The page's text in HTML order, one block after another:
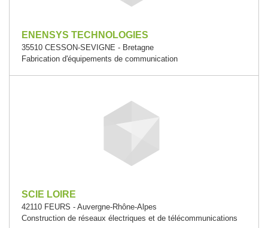
ENENSYS TECHNOLOGIES
35510 CESSON-SEVIGNE - Bretagne
Fabrication d'équipements de communication
SCIE LOIRE
42110 FEURS - Auvergne-Rhône-Alpes
Construction de réseaux électriques et de télécommunications